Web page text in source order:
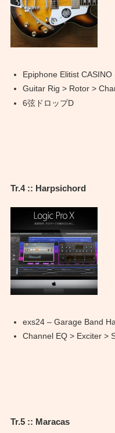
Epiphone Elitist
Guitar Rig > Rotor >
6弦ドロップD
Tr.4 :: Harpsichord
exs24 – Garage Band
Channel EQ > Exciter >
Tr.5 :: Maracas